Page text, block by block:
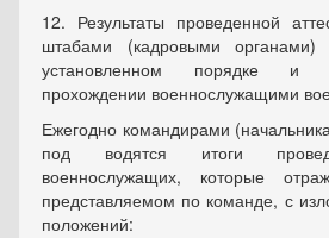
12. Результаты проведенной
штабами (кадровыми органами)
установленном порядке и
прохождении военнослужащими
Ежегодно командирами
под водятся итоги
военнослужащих, которые
представляемом по команде, с
положений: